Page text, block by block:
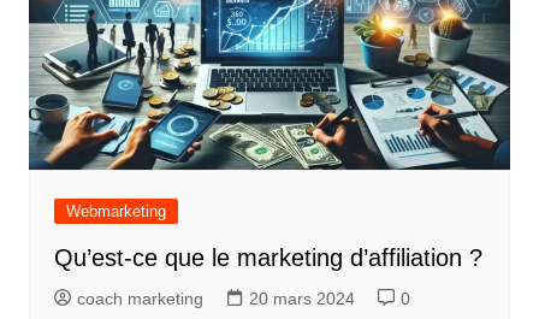
Webmarketing
Qu’est-ce que le marketing d’affiliation ?
coach marketing 20 mars 2024 0